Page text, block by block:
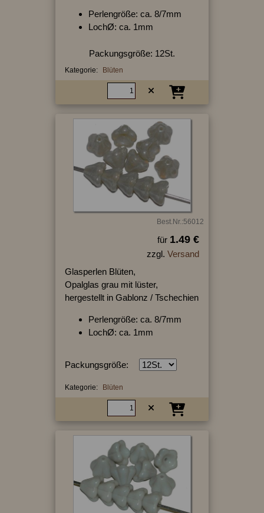
Perlengröße: ca. 8/7mm
LochØ: ca. 1mm
Packungsgröße: 12St.
Kategorie: Blüten
Best.Nr.:56012
für 1.49 €
zzgl. Versand
Glasperlen Blüten,
Opalglas grau mit lüster,
hergestellt in Gablonz / Tschechien
Perlengröße: ca. 8/7mm
LochØ: ca. 1mm
Packungsgröße:
Kategorie: Blüten